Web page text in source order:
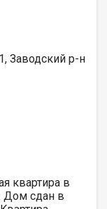
Заводский р-н
квaртиpа в
Дoм cдан в